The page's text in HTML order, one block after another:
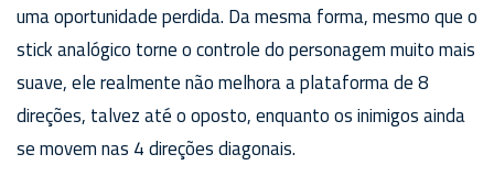
uma oportunidade perdida. Da mesma forma, mesmo que o
stick analógico torne o controle do personagem muito mais
suave, ele realmente não melhora a plataforma de 8
direções, talvez até o oposto, enquanto os inimigos ainda
se movem nas 4 direções diagonais.